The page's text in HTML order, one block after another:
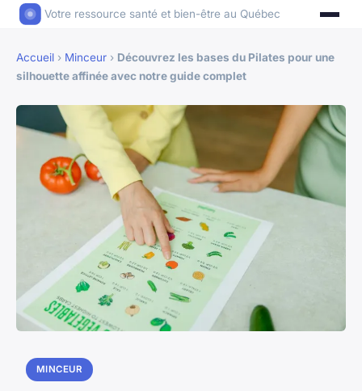
Votre ressource santé et bien-être au Québec
Accueil › Minceur › Découvrez les bases du Pilates pour une
silhouette affinée avec notre guide complet
MINCEUR